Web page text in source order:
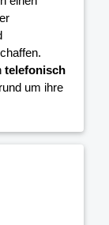
telefonisch
um ihre